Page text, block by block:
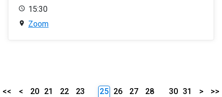
15:30
Zoom
<< < 20 21 22
23
25 26 27
28
30 31 > >>